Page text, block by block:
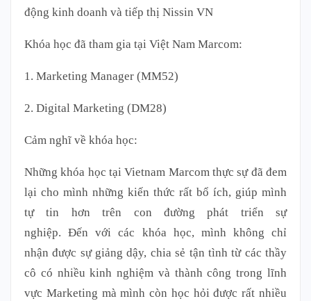
động kinh doanh và tiếp thị Nissin VN
Khóa học đã tham gia tại Việt Nam Marcom:
1. Marketing Manager (MM52)
2. Digital Marketing (DM28)
Cảm nghĩ về khóa học:
Những khóa học tại Vietnam Marcom thực sự đã đem
lại cho mình những kiến thức rất bổ ích, giúp mình
tự tin hơn trên con đường phát triển sự
nghiệp. Đến với các khóa học, mình không chỉ
nhận được sự giảng dậy, chia sẻ tận tình từ các thầy
cô có nhiều kinh nghiệm và thành công trong lĩnh
vực Marketing mà mình còn học hỏi được rất nhiều